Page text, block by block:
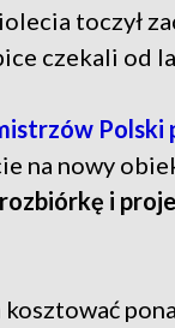
toczył
czekali od
Polski
na nowy
i